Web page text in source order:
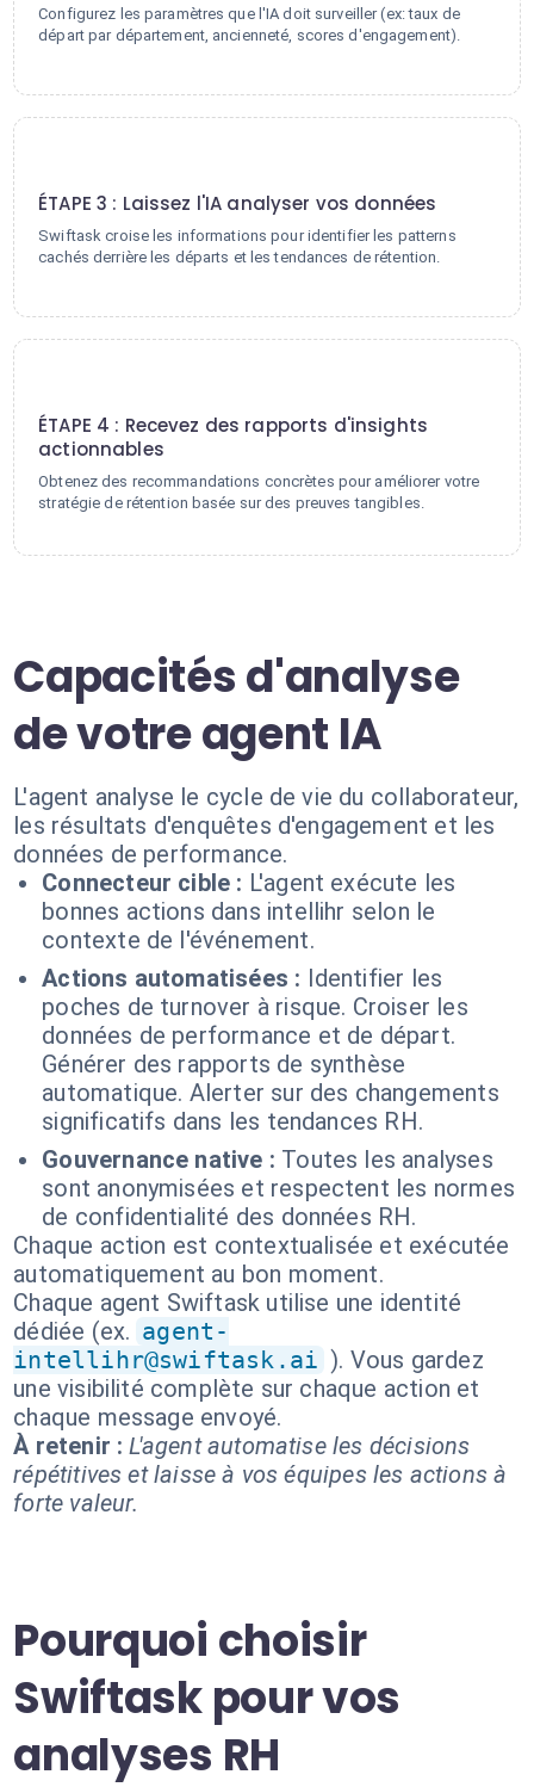
Configurez les paramètres que l'IA doit surveiller (ex: taux de
départ par département, ancienneté, scores d'engagement).
ÉTAPE 3 : Laissez l'IA analyser vos données
Swiftask croise les informations pour identifier les patterns
cachés derrière les départs et les tendances de rétention.
ÉTAPE 4 : Recevez des rapports d'insights
actionnables
Obtenez des recommandations concrètes pour améliorer votre
stratégie de rétention basée sur des preuves tangibles.
Capacités d'analyse
de votre agent IA
L'agent analyse le cycle de vie du collaborateur,
les résultats d'enquêtes d'engagement et les
données de performance.
Connecteur cible : L'agent exécute les
bonnes actions dans intellihr selon le
contexte de l'événement.
Actions automatisées : Identifier les
poches de turnover à risque. Croiser les
données de performance et de départ.
Générer des rapports de synthèse
automatique. Alerter sur des changements
significatifs dans les tendances RH.
Gouvernance native : Toutes les analyses
sont anonymisées et respectent les normes
de confidentialité des données RH.
Chaque action est contextualisée et exécutée
automatiquement au bon moment.
Chaque agent Swiftask utilise une identité
dédiée (ex. agent-
intellihr@swiftask.ai ). Vous gardez
une visibilité complète sur chaque action et
chaque message envoyé.
À retenir : L'agent automatise les décisions
répétitives et laisse à vos équipes les actions à
forte valeur.
Pourquoi choisir
Swiftask pour vos
analyses RH